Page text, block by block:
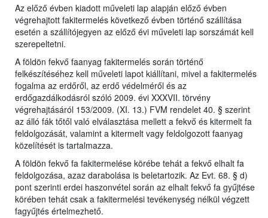
Az előző évben kiadott műveleti lap alapján előző évben
végrehajtott fakitermelés következő évben történő szállítása
esetén a szállítójegyen az előző évi műveleti lap sorszámát kell
szerepeltetni.
A földön fekvő faanyag fakitermelés során történő
felkészítéséhez kell műveleti lapot kiállítani, mivel a fakitermelés
fogalma az erdőről, az erdő védelméről és az
erdőgazdálkodásról szóló 2009. évi XXXVII. törvény
végrehajtásáról 153/2009. (XI. 13.) FVM rendelet 40. § szerint
az álló fák tőtől való elválasztása mellett a fekvő és kitermelt fa
feldolgozását, valamint a kitermelt vagy feldolgozott faanyag
közelítését is tartalmazza.
A földön fekvő fa fakitermelése körébe tehát a fekvő elhalt fa
feldolgozása, azaz darabolása is beletartozik. Az Evt. 68. § d)
pont szerinti erdei haszonvétel során az elhalt fekvő fa gyűjtése
körében tehát csak a fakitermelési tevékenység nélkül végzett
fagyűjtés értelmezhető.